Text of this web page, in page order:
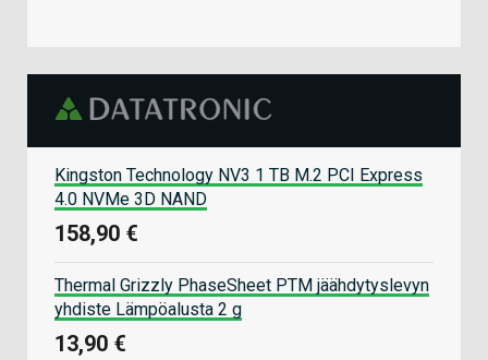
Kingston Technology NV3 1 TB M.2 PCI Express
4.0 NVMe 3D NAND
158,90 €
Thermal Grizzly PhaseSheet PTM jäähdytyslevyn
yhdiste Lämpöalusta 2 g
13,90 €